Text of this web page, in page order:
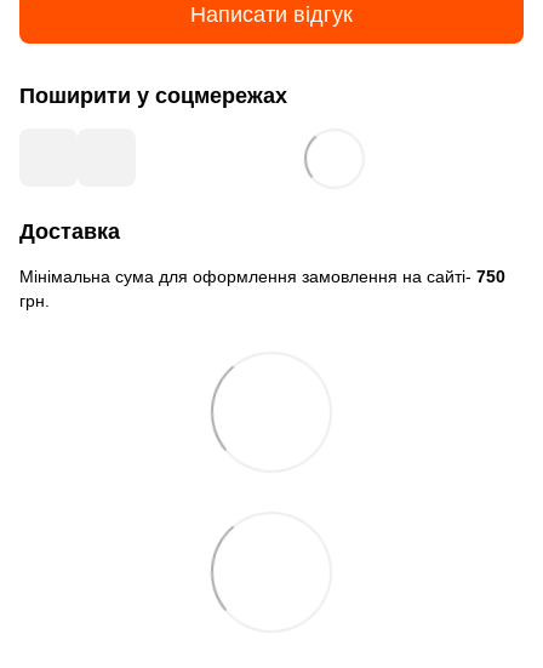
Написати відгук
Поширити у соцмережах
Доставка
Мінімальна сума для оформлення замовлення на сайті- 750
грн.